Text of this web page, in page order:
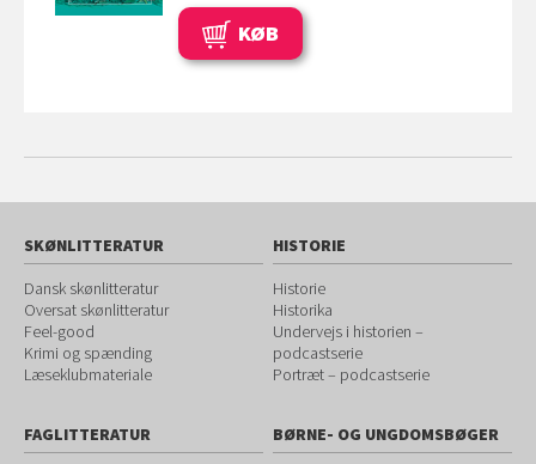
KØB
SKØNLITTERATUR
Dansk skønlitteratur
Oversat skønlitteratur
Feel-good
Krimi og spænding
Læseklubmateriale
HISTORIE
Historie
Historika
Undervejs i historien –
podcastserie
Portræt – podcastserie
FAGLITTERATUR
BØRNE- OG UNGDOMSBØGER